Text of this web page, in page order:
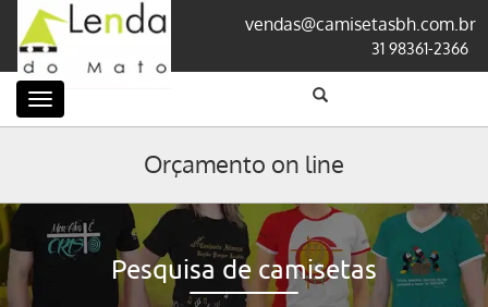
vendas@camisetasbh.com.br
31 98361-2366
Categorias
Orçamento on line
Pesquisa de camisetas